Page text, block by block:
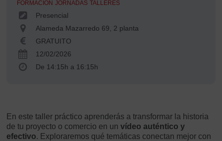
FORMACIÓN JORNADAS TALLERES
Presencial
Alameda Mazarredo 69, 2 planta
GRATUITO
12/02/2026
De 14:15h a 16:15h
En este taller práctico aprenderás a transformar la historia
de tu proyecto o comercio en unvídeo auténtico y
efectivo. Exploraremos qué temáticas conectan mejor con